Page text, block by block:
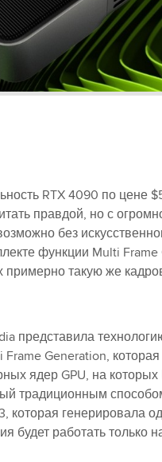
RTX 4090 по цене
правдой, но с
без
функции Multi
примерно такую же
представила
Generation,
ядер GPU, на
традиционным
которая генерировала
будет работать только